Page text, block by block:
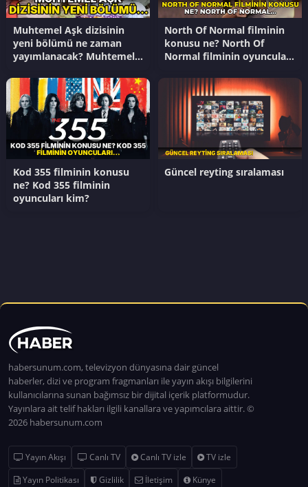
Muhtemel Aşk dizisinin
yeni bölümü ne zaman
yayımlanacak? Muhtemel
bölümünde ne oldu?
North Of Normal filminin
konusu ne? North Of
Normal filminin oyuncuları
Kod 355 filminin konusu
ne? Kod 355 filminin
oyuncuları kim?
Güncel reyting sıralaması
habersunum.com, televizyon dünyasına dair güncel
haberler, dizi ve program fragmanları ile yayın akışı bilgilerini
kullanıcılarına sunan bağımsız bir dijital içerik platformudur.
Yayınlara ait telif hakları ilgili kanallara ve yapımcılara aittir. ©
2026 habersunum.com
Yayın Akışı Canlı TV Canlı TV izle
TV izle
Yayın Politikası
Gizlilik İletişim Künye